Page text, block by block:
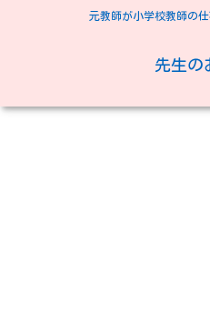
元教師が小学校教師の
先生の